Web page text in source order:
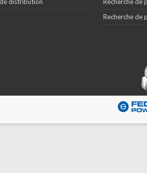
Recherche de